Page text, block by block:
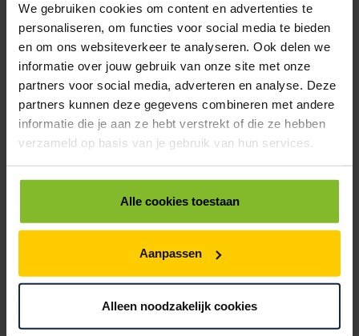
We gebruiken cookies om content en advertenties te
personaliseren, om functies voor social media te bieden
en om ons websiteverkeer te analyseren. Ook delen we
informatie over jouw gebruik van onze site met onze
partners voor social media, adverteren en analyse. Deze
partners kunnen deze gegevens combineren met andere
informatie die je aan ze hebt verstrekt of die ze hebben
verzameld op basis van je gebruik van hun services.
Alle cookies toestaan
Aanpassen
Alleen noodzakelijk cookies
POSTDOOS BEDRUKKEN
Voor een veilige verzending
VOOR BOEKEN TOT ONDERDELEN
EXTRA STEVIG
BRIEVENBUSDOOS
BEDRUKKEN
Post stevig verpakt
EXTRA STEVIG